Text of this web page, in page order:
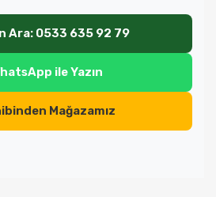
Ara: 0533 635 92 79
ile Yazın
Mağazamız